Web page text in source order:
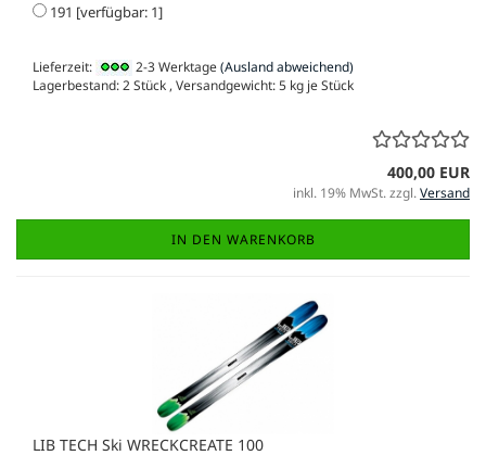
191 [verfügbar: 1]
Lieferzeit: 2-3 Werktage(Ausland abweichend)
Lagerbestand: 2 Stück , Versandgewicht:5 kg je Stück
400,00 EUR
inkl. 19% MwSt. zzgl.Versand
IN DEN WARENKORB
LIB TECH Ski WRECKCREATE 100